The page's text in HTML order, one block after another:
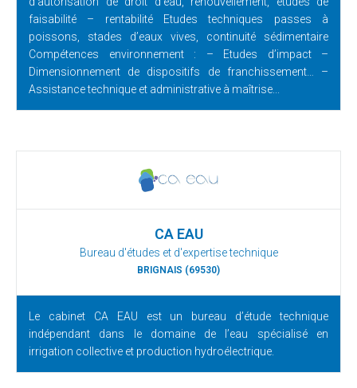
faisabilité – rentabilité Etudes techniques passes à
poissons, stades d’eaux vives, continuité sédimentaire
Compétences environnement : – Etudes d’impact –
Dimensionnement de dispositifs de franchissement… –
Assistance technique et administrative à maîtrise...
CA EAU
Bureau d'études et d'expertise technique
BRIGNAIS (69530)
Le cabinet CA EAU est un bureau d’étude technique
indépendant dans le domaine de l’eau spécialisé en
irrigation collective et production hydroélectrique.